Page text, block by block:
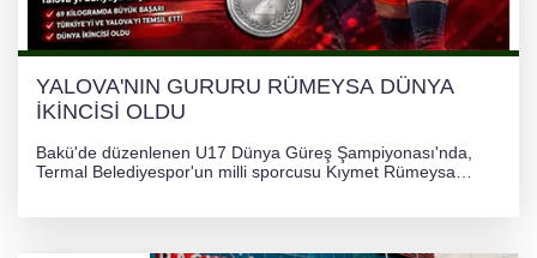
YALOVA'NIN GURURU RÜMEYSA DÜNYA
İKİNCİSİ OLDU
Bakü'de düzenlenen U17 Dünya Güreş Şampiyonası'nda,
Termal Belediyespor'un milli sporcusu Kıymet Rümeysa